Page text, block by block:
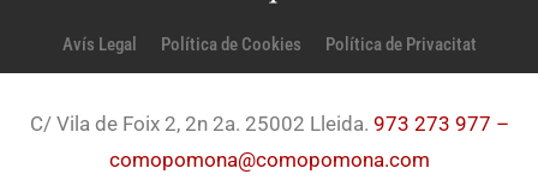
Avís Legal Política de Cookies Política de Privacitat
C/ Vila de Foix 2, 2n 2a. 25002 Lleida. 973 273 977 –
comopomona@comopomona.com